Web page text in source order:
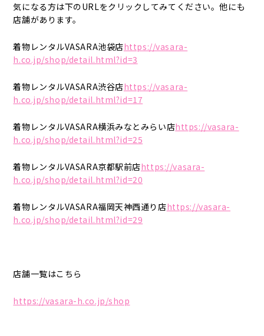
気になる方は下のURLをクリックしてみてください。他にも
店舗があります。
着物レンタルVASARA池袋店https://vasara-
h.co.jp/shop/detail.html?id=3
着物レンタルVASARA渋谷店https://vasara-
h.co.jp/shop/detail.html?id=17
着物レンタルVASARA横浜みなとみらい店https://vasara-
h.co.jp/shop/detail.html?id=25
着物レンタルVASARA京都駅前店https://vasara-
h.co.jp/shop/detail.html?id=20
着物レンタルVASARA福岡天神西通り店https://vasara-
h.co.jp/shop/detail.html?id=29
店舗一覧はこちら
https://vasara-h.co.jp/shop